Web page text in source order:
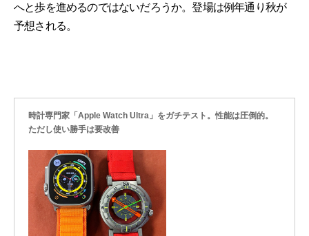
へと歩を進めるのではないだろうか。登場は例年通り秋が
予想される。
時計専門家「Apple Watch Ultra」をガチテスト。性能は圧倒的。
ただし使い勝手は要改善